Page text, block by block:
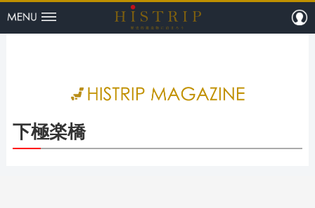
HISTRIP（
下極楽橋